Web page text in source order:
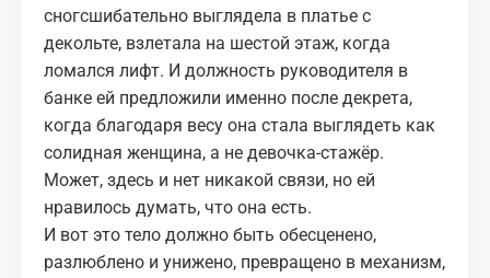
сногсшибательно выглядела в платье с
декольте, взлетала на шестой этаж, когда
ломался лифт. И должность руководителя в
банке ей предложили именно после декрета,
когда благодаря весу она стала выглядеть как
солидная женщина, а не девочка‑стажёр.
Может, здесь и нет никакой связи, но ей
нравилось думать, что она есть.
И вот это тело должно быть обесценено,
разлюблено и унижено, превращено в механизм,